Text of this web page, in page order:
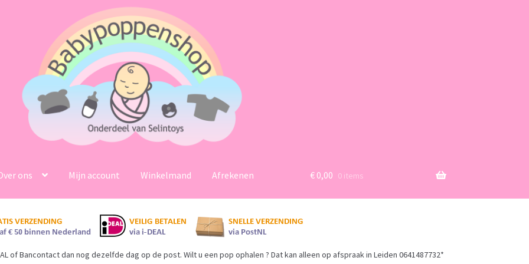
ons Mijn account Winkelmand Afrekenen €0,00 0 items
of Bancontact dan nog dezelfde dag op de post. Wilt u een pop ophalen ? Dat kan alleen op afspraak in Leiden 0641487732*